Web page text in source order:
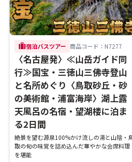
trip宿泊バスツアー 商品コード：N7277
〈名古屋発〉≪山岳ガイド同
行≫国宝・三徳山三佛寺登山
と名所めぐり〈鳥取砂丘・砂
の美術館・浦富海岸〉湖上露
天風呂の名宿・望湖楼に泊ま
る2日間
絶景を望む源泉100%かけ流しの湯と山陰・
取の旬の味覚を詰め込んだ華やかな会席料理
を堪能